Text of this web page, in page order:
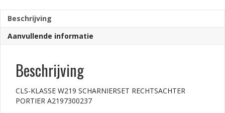
Beschrijving
Aanvullende informatie
Beschrijving
CLS-KLASSE W219 SCHARNIERSET RECHTSACHTER
PORTIER A2197300237